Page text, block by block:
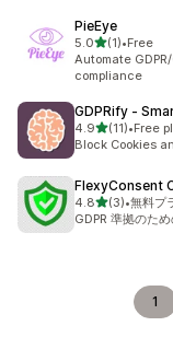
PieEye
5.05つ星中
(1)
合計レビュー数：1
•Free
Automate
compliance
GDPRify ‑
4.95つ星中
(11)
合計レビュー数：
•Free
Block Cookies
FlexyConsent
4.85つ星中
(3)
合計レビュー数：
•無料プ
GDPR 準拠のた
1